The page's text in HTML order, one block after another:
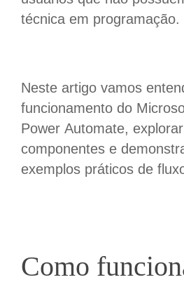
técnica em programação.
Neste artigo vamos
funcionamento do
Power Automate,
componentes e
exemplos práticos de
Como